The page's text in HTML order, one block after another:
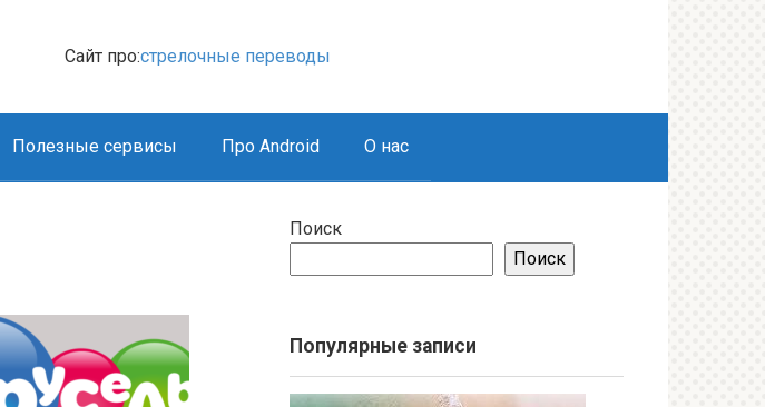
Сайт про:стрелочные переводы
Полезные сервисы Про Android О нас
Поиск
Поиск
Популярные записи